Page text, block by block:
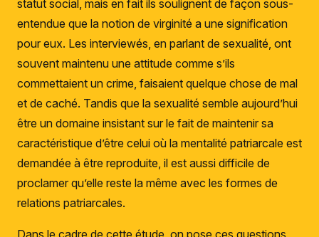
statut social, mais en fait ils soulignent de façon sous-
entendue que la notion de virginité a une signification
pour eux. Les interviewés, en parlant de sexualité, ont
souvent maintenu une attitude comme s’ils
commettaient un crime, faisaient quelque chose de mal
et de caché. Tandis que la sexualité semble aujourd’hui
être un domaine insistant sur le fait de maintenir sa
caractéristique d’être celui où la mentalité patriarcale est
demandée à être reproduite, il est aussi difficile de
proclamer qu’elle reste la même avec les formes de
relations patriarcales.